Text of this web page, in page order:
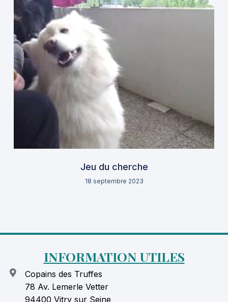
Jeu du cherche
18 septembre 2023
INFORMATION UTILES
Copains des Truffes
78 Av. Lemerle Vetter
94400 Vitry sur Seine